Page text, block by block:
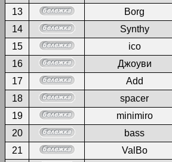
13
Borg
14
Synthy
15
ico
16
Джоуви
17
Add
18
spacer
19
minimiro
20
bass
21
ValBo